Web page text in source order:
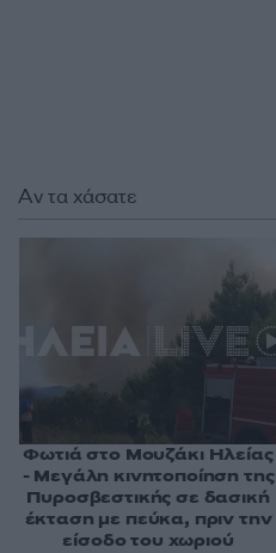
Αν τα χάσατε
Φωτιά στο Μουζάκι Ηλείας
- Μεγάλη κινητοποίηση της
Πυροσβεστικής σε δασική
έκταση με πεύκα, πριν την
είσοδο του χωριού